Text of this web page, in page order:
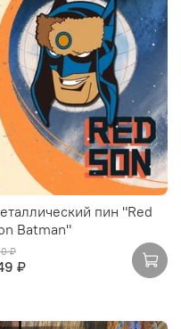
пин "Red
Batman"
₽
₽